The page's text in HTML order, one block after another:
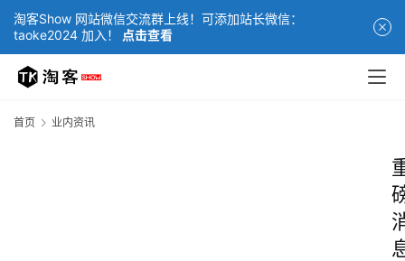
淘客Show 网站微信交流群上线！可添加站长微信：
taoke2024 加入！
点击查看
首页 业内资讯